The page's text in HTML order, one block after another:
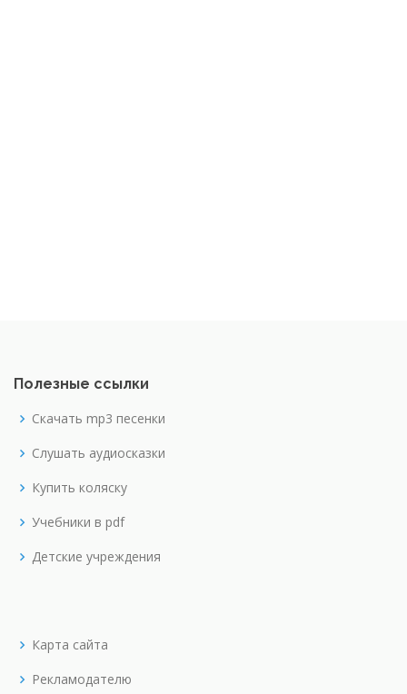
Полезные ссылки
Скачать mp3 песенки
Слушать аудиосказки
Купить коляску
Учебники в pdf
Детские учреждения
Карта сайта
Рекламодателю